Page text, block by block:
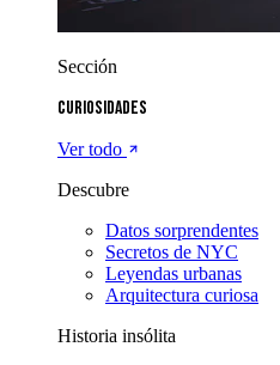
Sección
Curiosidades
Ver todo
Descubre
Datos sorprendentes
Secretos de NYC
Leyendas urbanas
Arquitectura curiosa
Historia insólita